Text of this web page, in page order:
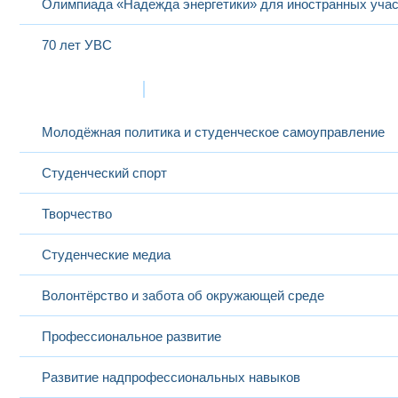
Олимпиада «Надежда энергетики» для иностранных
70 лет УВС
Молодёжная политика и студенческое самоуправление
Студенческий спорт
Творчество
Студенческие медиа
Волонтёрство и забота об окружающей среде
Профессиональное развитие
Развитие надпрофессиональных навыков